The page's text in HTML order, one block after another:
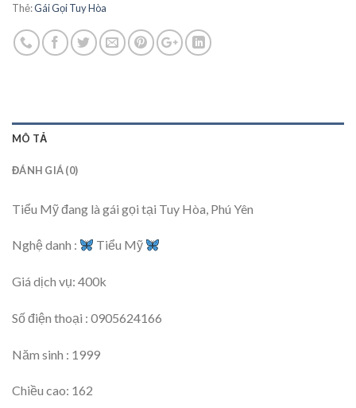
Thẻ:Gái Gọi Tuy Hòa
MÔ TẢ
ĐÁNH GIÁ (0)
Tiểu Mỹ đang là gái gọi tại Tuy Hòa, Phú Yên
Nghệ danh : Tiểu Mỹ
Giá dịch vụ: 400k
Số điện thoại : 0905624166
Năm sinh : 1999
Chiều cao: 162